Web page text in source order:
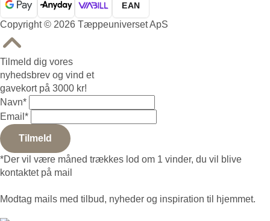
EAN
Copyright © 2026 Tæppeuniverset ApS
Tilmeld dig vores
nyhedsbrev og vind et
gavekort på 3000 kr!
Navn*
Email *
Tilmeld
*Der vil være måned trækkes lod om 1 vinder, du vil blive
kontaktet på mail
Modtag mails med tilbud, nyheder og inspiration til hjemmet.